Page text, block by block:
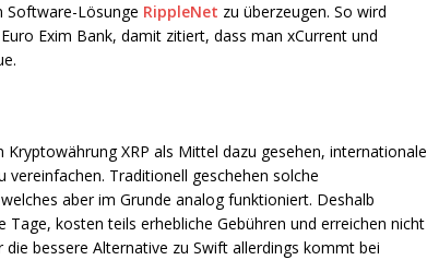
Software-Lösunge RippleNet zu überzeugen. So wird
Exim Bank, damit zitiert, dass man xCurrent und
XRP als Mittel dazu gesehen, internationale
vereinfachen. Traditionell geschehen solche
aber im Grunde analog funktioniert. Deshalb
kosten teils erhebliche Gebühren und erreichen nicht
bessere Alternative zu Swift allerdings kommt bei